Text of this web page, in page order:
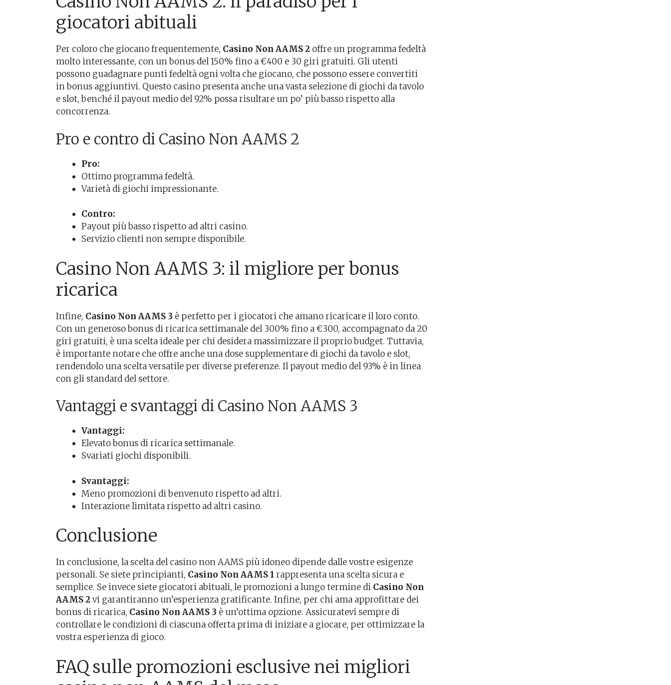
giocatori abituali
Per coloro che giocano frequentemente, Casino Non AAMS 2 offre un programma fedeltà
molto interessante, con un bonus del 150% fino a €400 e 30 giri gratuiti. Gli utenti
possono guadagnare punti fedeltà ogni volta che giocano, che possono essere convertiti
in bonus aggiuntivi. Questo casino presenta anche una vasta selezione di giochi da tavolo
e slot, benché il payout medio del 92% possa risultare un po’ più basso rispetto alla
concorrenza.
Pro e contro di Casino Non AAMS 2
Pro:
Ottimo programma fedeltà.
Varietà di giochi impressionante.
Contro:
Payout più basso rispetto ad altri casino.
Servizio clienti non sempre disponibile.
Casino Non AAMS 3: il migliore per bonus
ricarica
Infine, Casino Non AAMS 3 è perfetto per i giocatori che amano ricaricare il loro conto.
Con un generoso bonus di ricarica settimanale del 300% fino a €300, accompagnato da 20
giri gratuiti, è una scelta ideale per chi desidera massimizzare il proprio budget. Tuttavia,
è importante notare che offre anche una dose supplementare di giochi da tavolo e slot,
rendendolo una scelta versatile per diverse preferenze. Il payout medio del 93% è in linea
con gli standard del settore.
Vantaggi e svantaggi di Casino Non AAMS 3
Vantaggi:
Elevato bonus di ricarica settimanale.
Svariati giochi disponibili.
Svantaggi:
Meno promozioni di benvenuto rispetto ad altri.
Interazione limitata rispetto ad altri casino.
Conclusione
In conclusione, la scelta del casino non AAMS più idoneo dipende dalle vostre esigenze
personali. Se siete principianti, Casino Non AAMS 1 rappresenta una scelta sicura e
semplice. Se invece siete giocatori abituali, le promozioni a lungo termine di Casino Non
AAMS 2vi garantiranno un’esperienza gratificante. Infine, per chi ama approfittare dei
bonus di ricarica, Casino Non AAMS 3 è un’ottima opzione. Assicuratevi sempre di
controllare le condizioni di ciascuna offerta prima di iniziare a giocare, per ottimizzare la
vostra esperienza di gioco.
FAQ sulle promozioni esclusive nei migliori